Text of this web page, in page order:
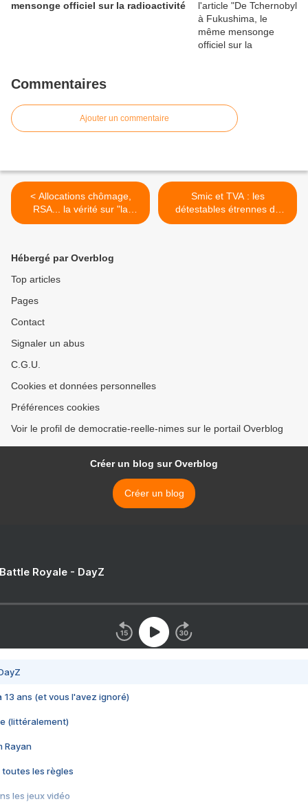
mensonge officiel sur la radioactivité
Commentaires
Ajouter un commentaire
< Allocations chômage,
RSA... la vérité sur "la
France des assistés"
Smic et TVA : les
détestables étrennes de
François Hollande >
Hébergé par Overblog
Top articles
Pages
Contact
Signaler un abus
C.G.U.
Cookies et données personnelles
Préférences cookies
Voir le profil de democratie-reelle-nimes sur le portail Overblog
Créer un blog sur Overblog
Créer un blog
Royale - DayZ
13 ans (et vous l'avez ignoré)
(littéralement)
Rayan
toutes les règles
les jeux vidéo